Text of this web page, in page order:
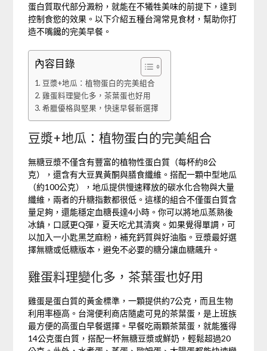
蛋白質取代部分澱粉，就能在不犧牲美味的前提下，達到
控制食慾的效果。以下介紹五種台灣常見食材，幫助你打
造不嘴饞的完美早餐。
內容目錄
豆漿+地瓜：植物蛋白的完美組合
雞蛋料理變化多，茶葉蛋也好用
希臘優格與堅果，快速早餐新選擇
豆漿+地瓜：植物蛋白的完美組合
無糖豆漿不僅含有豐富的植物性蛋白質（每杯約8公
克），還含有大豆異黃酮與膳食纖維。搭配一顆中型地瓜
（約100公克），地瓜提供慢速釋放的碳水化合物與大量
纖維，兩者的升糖指數都很低。這樣的組合不僅蛋白質含
量足夠，還能穩定血糖長達4小時。你可以將地瓜蒸熟後
冰鎮，口感更Q彈，夏天吃尤其清爽。如果覺得單調，可
以加入一小匙黑芝麻粉，補充鈣質與好油脂。豆漿最好選
擇無糖或低糖版本，避免不必要的糖分讓血糖飆升。
雞蛋料理變化多，茶葉蛋也好用
雞蛋是蛋白質的黃金標準，一顆提供約7公克，而且生物
利用率極高。台灣便利商店隨處可見的茶葉蛋，是上班族
最方便的高蛋白早餐選擇。早餐吃兩顆茶葉蛋，就能獲得
14公克蛋白質，搭配一杯無糖豆漿或鮮奶，輕鬆超過20